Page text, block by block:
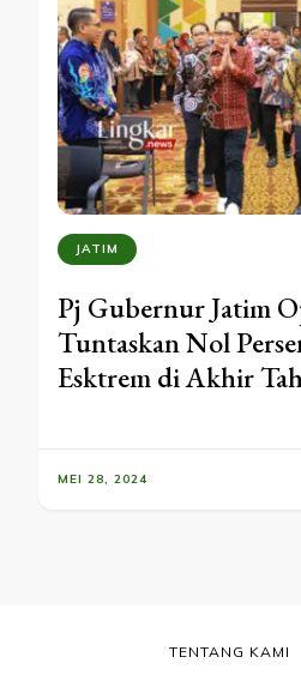
JATIM
Pj Gubernur Jatim
Tuntaskan Nol
Esktrem di Akhir
MEI 28, 2024
TENTANG KAMI